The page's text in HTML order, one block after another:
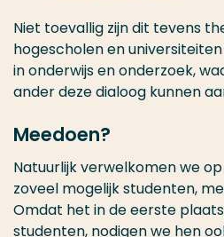
Niet toevallig zijn dit tevens
hogescholen en
in onderwijs en onderzoek,
ander deze dialoog kunnen
Meedoen?
Natuurlijk verwelkomen we
zoveel mogelijk studenten,
Omdat het in de eerste
studenten, nodigen we hen